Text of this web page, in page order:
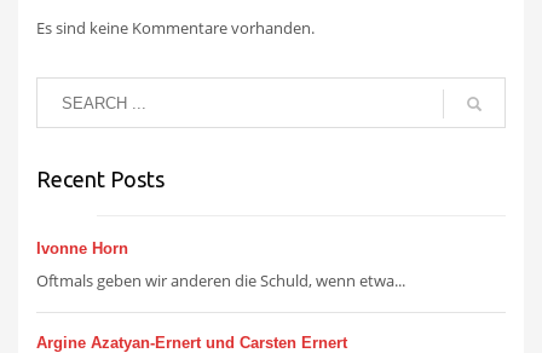
Es sind keine Kommentare vorhanden.
Recent Posts
Ivonne Horn
Oftmals geben wir anderen die Schuld, wenn etwa...
Argine Azatyan-Ernert und Carsten Ernert